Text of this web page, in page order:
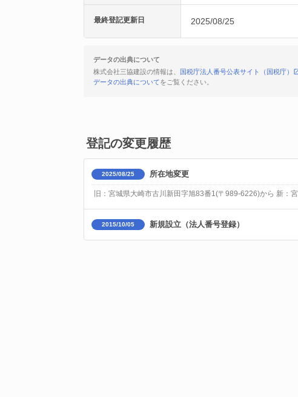
最終登記更新日 2025/08/25
データの出典について
株式会社三協建設の情報は、
国税庁法人番号公表サイト（国税庁）
データの出典についてをご覧ください。
登記の変更履歴
2025/08/25 所在地変更
旧：宮城県大崎市古川新田字旭83番1(〒989-6226)から 新：
2015/10/05 新規設立（法人番号登録）